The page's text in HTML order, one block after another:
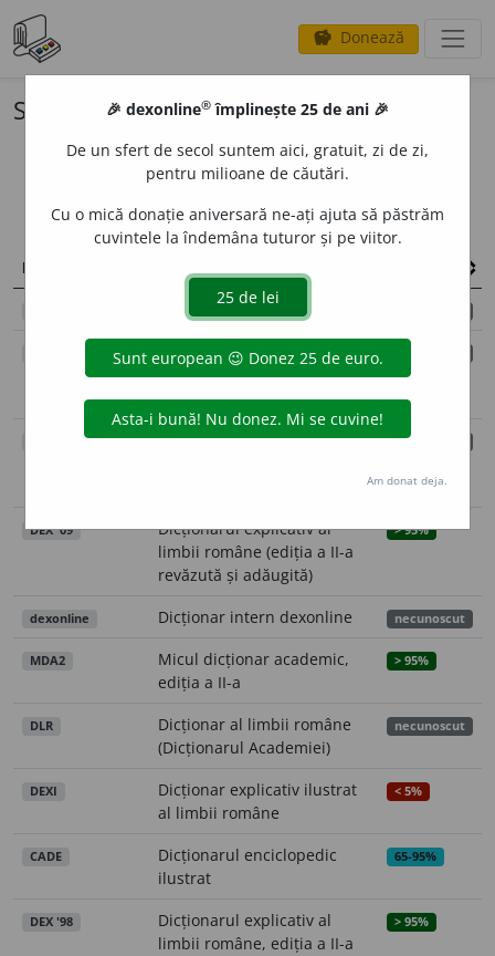
savings Donează
Surse
Duceți cursorul deasupra unui
nume de dicționar pentru a vedea
mai multe detalii.
Nume scurt
publicitate
Dicționarul explicativ al
limbii române (ediția a II-a
revăzută și adăugită)
Dicționarul explicativ al
necunoscut
DEX '09
Dicționarul explicativ al
limbii române (ediția a II-a
revăzută și adăugită)
> 95%
dexonline Dicționar intern dexonline necunoscut
MDA2
Micul dicționar academic,
ediția a II-a
> 95%
DLR
Dicționar al limbii române
(Dicționarul Academiei)
necunoscut
DEXI
Dicționar explicativ ilustrat
al limbii române
< 5%
CADE
Dicționarul enciclopedic
ilustrat
65-95%
DEX '98
Dicționarul explicativ al
limbii române, ediția a II-a
> 95%
🎉 dexonline® împlinește 25 de ani 🎉
De un sfert de secol suntem aici, gratuit, zi de zi,
pentru milioane de căutări.
Cu o mică donație aniversară ne-ați ajuta să păstrăm
cuvintele la îndemâna tuturor și pe viitor.
Am donat deja.